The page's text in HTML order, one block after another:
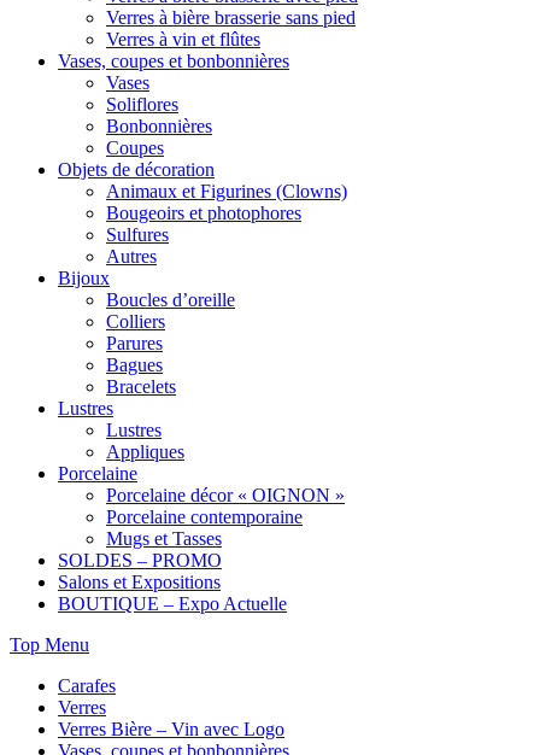
Verres à bière brasserie sans pied
Verres à vin et flûtes
Vases, coupes et bonbonnières
Vases
Soliflores
Bonbonnières
Coupes
Objets de décoration
Animaux et Figurines (Clowns)
Bougeoirs et photophores
Sulfures
Autres
Bijoux
Boucles d’oreille
Colliers
Parures
Bagues
Bracelets
Lustres
Lustres
Appliques
Porcelaine
Porcelaine décor « OIGNON »
Porcelaine contemporaine
Mugs et Tasses
SOLDES – PROMO
Salons et Expositions
BOUTIQUE – Expo Actuelle
Top Menu
Carafes
Verres
Verres Bière – Vin avec Logo
Vases, coupes et bonbonnières